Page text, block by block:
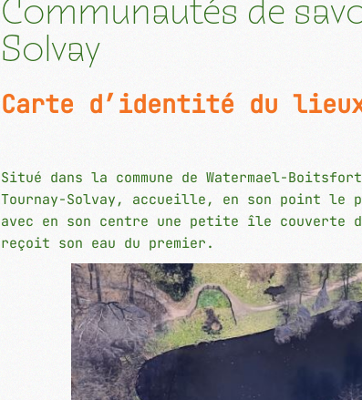
Communautés de
Solvay
Carte d’identité du
Situé dans la commune de Watermael-
Tournay-Solvay, accueille, en son point le
avec en son centre une petite île
reçoit son eau du premier.